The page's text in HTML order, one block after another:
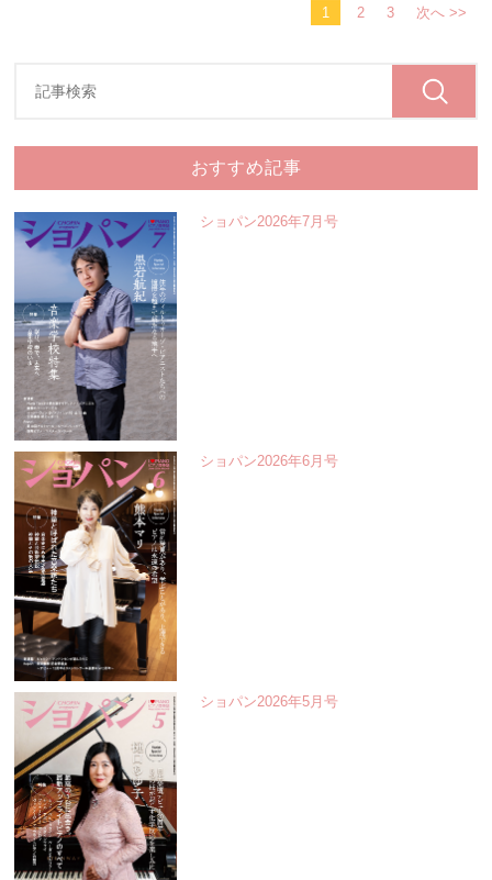
1 2 3 次へ >>
おすすめ記事
ショパン2026年7月号
ショパン2026年6月号
ショパン2026年5月号